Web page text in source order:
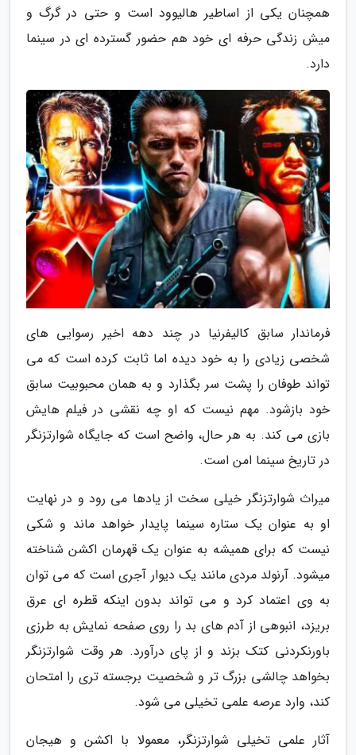
همچنان یکی از اساطیر هالیوود است و حتی در گرگ و
میش زندگی حرفه ای خود هم حضور گسترده ای در سینما
دارد.
فرماندار سابق کالیفرنیا در چند دهه اخیر رسوایی های
شخصی زیادی را به خود دیده اما ثابت کرده است که می
تواند طوفان را پشت سر بگذارد و به همان محبوبیت سابق
خود بازشود. مهم نیست که او چه نقشی در فیلم هایش
بازی می کند. به هر حال، واضح است که جایگاه شوارتزنگر
در تاریخ سینما امن است.
میراث شوارتزنگر خیلی سخت از یادها می رود و در نهایت
او به عنوان یک ستاره سینما پایدار خواهد ماند و شکی
نیست که برای همیشه به عنوان یک قهرمان اکشن شناخته
میشود. آرنولد مردی مانند یک دیوار آجری است که می توان
به وی اعتماد کرد و می تواند بدون اینکه قطره ای عرق
بریزد، انبوهی از آدم های بد را روی صفحه نمایش به طرزی
باورنکردنی کتک بزند و از پای درآورد. هر وقت شوارتزنگر
بخواهد چالشی بزرگ تر و شخصیت برجسته تری را امتحان
کند، وارد عرصه علمی تخیلی می شود.
آثار علمی تخیلی شوارتزنگر، معمولا با اکشن و هیجان